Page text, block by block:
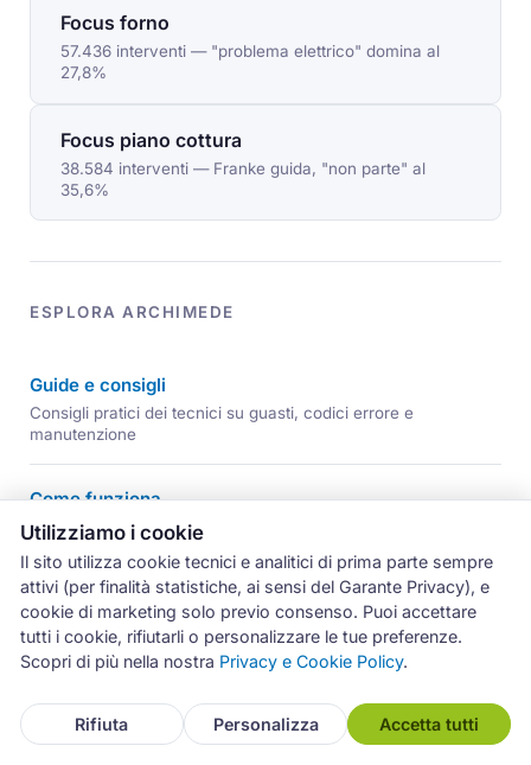
Focus forno
57.436 interventi — "problema elettrico" domina al
27,8%
Focus piano cottura
38.584 interventi — Franke guida, "non parte" al
35,6%
ESPLORA ARCHIMEDE
Guide e consigli
Consigli pratici dei tecnici su guasti, codici errore e
manutenzione
Come funziona
Dalla chiamata alla riparazione garantita, in 4 passaggi
Network
4 paesi, 70+ province in Italia, 121 siti locali
Sei un tecnico? Entra nel network, scopri i vantaggi
Utilizziamo i cookie
Il sito utilizza cookie tecnici e analitici di prima parte sempre
attivi (per finalità statistiche, ai sensi del Garante Privacy), e
cookie di marketing solo previo consenso. Puoi accettare
tutti i cookie, rifiutarli o personalizzare le tue preferenze.
Scopri di più nella nostra Privacy e Cookie Policy.
Rifiuta Personalizza Accetta tutti